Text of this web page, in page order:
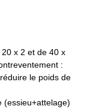
x 2 et de 40 x
:
le poids de
(essieu+attelage)